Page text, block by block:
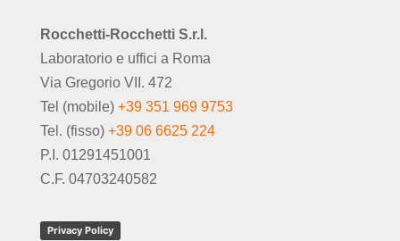
Rocchetti-Rocchetti S.r.l.
Laboratorio e uffici a Roma
Via Gregorio VII. 472
Tel (mobile) +39 351 969 9753
Tel. (fisso) +39 06 6625 224
P.I. 01291451001
C.F. 04703240582
Privacy Policy